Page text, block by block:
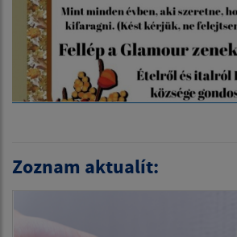
Zoznam aktualít: